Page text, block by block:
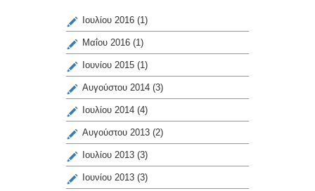
Ιουλίου 2016 (1)
Μαΐου 2016 (1)
Ιουνίου 2015 (1)
Αυγούστου 2014 (3)
Ιουλίου 2014 (4)
Αυγούστου 2013 (2)
Ιουλίου 2013 (3)
Ιουνίου 2013 (3)